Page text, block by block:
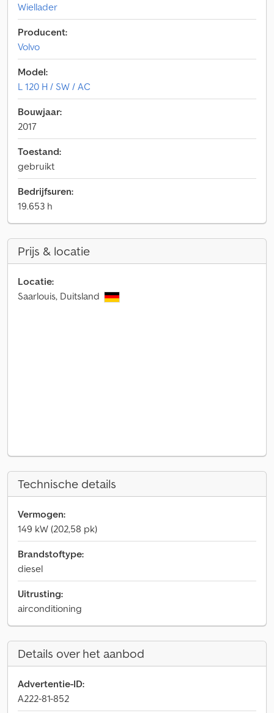
Wiellader
Producent:
Volvo
Model:
L 120 H / SW / AC
Bouwjaar:
2017
Toestand:
gebruikt
Bedrijfsuren:
19.653 h
Prijs & locatie
Locatie:
Saarlouis, Duitsland
Technische details
Vermogen:
149 kW (202,58 pk)
Brandstoftype:
diesel
Uitrusting:
airconditioning
Details over het aanbod
Advertentie-ID:
A222-81-852